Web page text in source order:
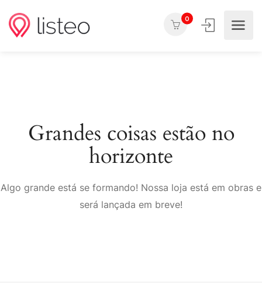
0
Grandes coisas estão no
horizonte
Algo grande está se formando! Nossa loja está em obras e
será lançada em breve!